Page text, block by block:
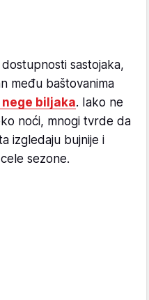
sastojaka,
među baštovanima
biljaka. Iako ne
noći, mnogi tvrde da
izgledaju bujnije i
sezone.